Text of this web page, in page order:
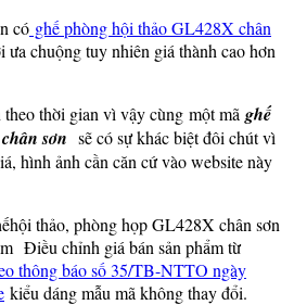
có ghế phòng hội thảo GL428X chân
ưa chuộng tuy nhiên giá thành cao hơn
thời gian vì vậy cùng một mã ghế
sơn sẽ có sự khác biệt đôi chút vì
hình ảnh cần căn cứ vào website này
thảo, phòng họp GL428X chân sơn
Điều chỉnh giá bán sản phẩm từ
thông báo số 35/TB-NTTO ngày
kiểu dáng mẫu mã không thay đổi.